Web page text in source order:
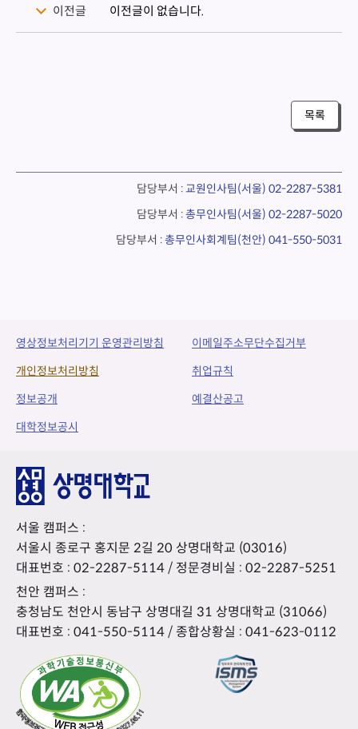
이전글 이전글이 없습니다.
목록
담당부서 :교원인사팀(서울) 02-2287-5381
담당부서 :총무인사팀(서울) 02-2287-5020
담당부서 :총무인사회계팀(천안) 041-550-5031
영상정보처리기기 운영관리방침
이메일주소무단수집거부
개인정보처리방침
취업규칙
정보공개
예결산공고
대학정보공시
서울 캠퍼스 :
서울시 종로구 홍지문 2길 20 상명대학교 (03016)
대표번호 : 02-2287-5114 / 정문경비실 : 02-2287-5251
천안 캠퍼스 :
충청남도 천안시 동남구 상명대길 31 상명대학교 (31066)
대표번호 : 041-550-5114 / 종합상황실 : 041-623-0112